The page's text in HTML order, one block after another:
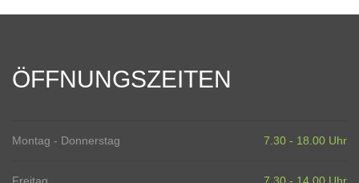
ÖFFNUNGSZEITEN
Montag - Donnerstag 7.30 - 18.00 Uhr